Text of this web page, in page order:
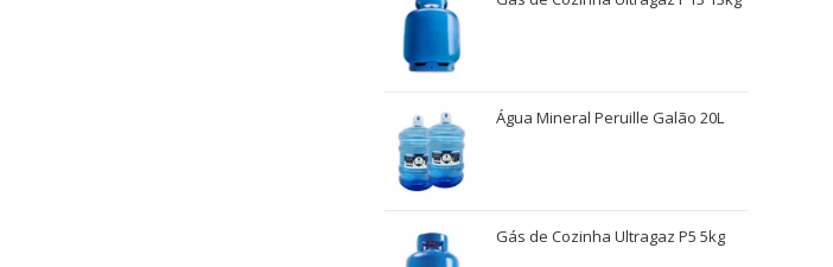
Água Mineral Peruille Galão 20L
Gás de Cozinha Ultragaz P5 5kg